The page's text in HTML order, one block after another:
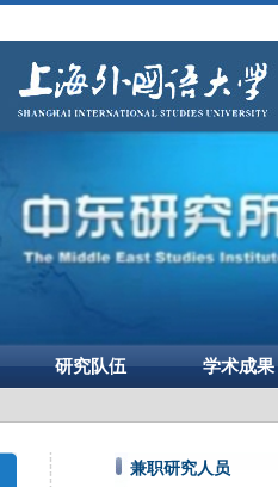
研究队伍 学术成果
兼职研究人员